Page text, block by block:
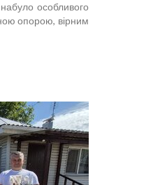
особливого
опорою, вірним